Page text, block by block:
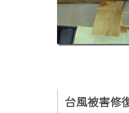
台風被害修